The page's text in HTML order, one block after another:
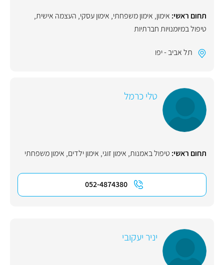
תחום ראשי: אימון, אימון משפחתי, אימון עסקי, העצמה אישית,
טיפול במיומנויות חברתיות
תל אביב - יפו
טלי כרמל
תחום ראשי: טיפול באמנות, אימון זוגי, אימון ילדים, אימון משפחתי
052-4874380
יניר יעקובי